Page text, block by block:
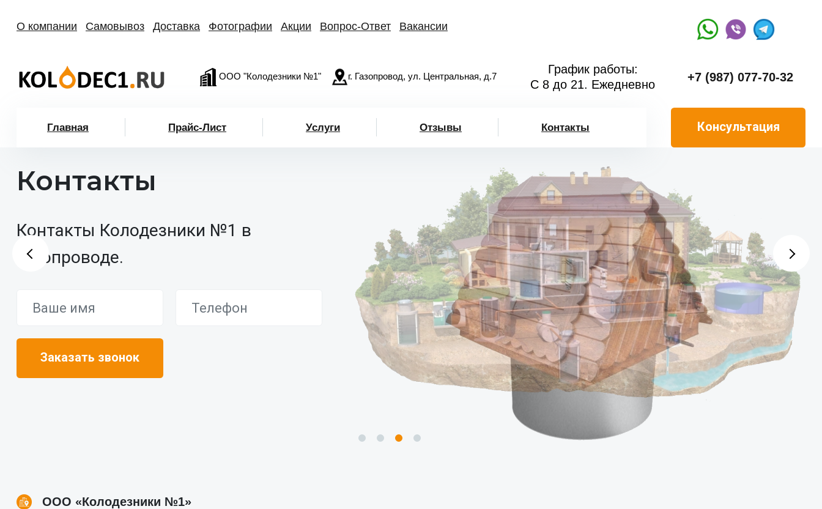
О компании Самовывоз Доставка Фотографии Акции Вопрос-Ответ Вакансии
ООО "Колодезники №1" г. Газопровод, ул. Центральная, д.7
График работы:
С 8 до 21. Ежедневно
+7 (987) 077-70-32
Главная Прайс-Лист Услуги Отзывы Контакты Консультация
Контакты
Контакты Колодезники №1 в
Газопроводе.
ООО «Колодезники №1»